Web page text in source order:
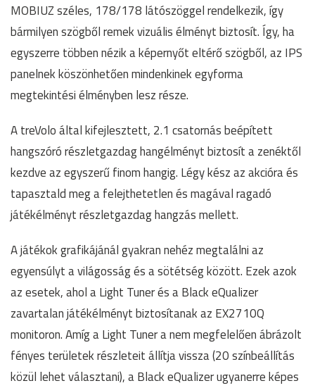
MOBIUZ széles, 178/178 látószöggel rendelkezik, így
bármilyen szögből remek vizuális élményt biztosít. Így, ha
egyszerre többen nézik a képernyőt eltérő szögből, az IPS
panelnek köszönhetően mindenkinek egyforma
megtekintési élményben lesz része.
A treVolo által kifejlesztett, 2.1 csatornás beépített
hangszóró részletgazdag hangélményt biztosít a zenéktől
kezdve az egyszerű finom hangig. Légy kész az akcióra és
tapasztald meg a felejthetetlen és magával ragadó
játékélményt részletgazdag hangzás mellett.
A játékok grafikájánál gyakran nehéz megtalálni az
egyensúlyt a világosság és a sötétség között. Ezek azok
az esetek, ahol a Light Tuner és a Black eQualizer
zavartalan játékélményt biztosítanak az EX2710Q
monitoron. Amíg a Light Tuner a nem megfelelően ábrázolt
fényes területek részleteit állítja vissza (20 színbeállítás
közül lehet választani), a Black eQualizer ugyanerre képes